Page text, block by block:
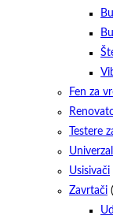
Fen za
Testere
Usisivači
Zavrtači